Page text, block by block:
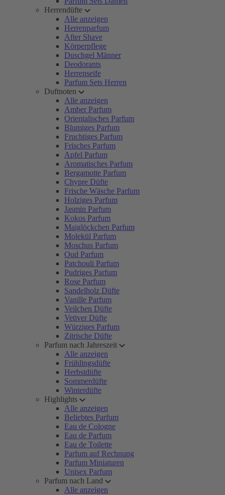
Herrendüfte
Alle anzeigen
Herrenparfum
After Shave
Körperpflege
Duschgel Männer
Deodorants
Herrenseife
Parfum Sets Herren
Duftnoten
Alle anzeigen
Amber Parfum
Orientalisches Parfum
Blumiges Parfum
Fruchtiges Parfum
Frisches Parfum
Apfel Parfum
Aromatisches Parfum
Bergamotte Parfum
Chypre Düfte
Frische Wäsche Parfum
Holziges Parfum
Jasmin Parfum
Kokos Parfum
Maiglöckchen Parfum
Molekül Parfum
Moschus Parfum
Oud Parfum
Patchouli Parfum
Pudriges Parfum
Rose Parfum
Sandelholz Düfte
Vanille Parfum
Veilchen Düfte
Vetiver Düfte
Würziges Parfum
Zitrische Düfte
Parfum nach Jahreszeit
Alle anzeigen
Frühlingsdüfte
Herbstdüfte
Sommerdüfte
Winterdüfte
Highlights
Alle anzeigen
Beliebtes Parfum
Eau de Cologne
Eau de Parfum
Eau de Toilette
Parfum auf Rechnung
Parfum Miniaturen
Unisex Parfum
Parfum nach Land
Alle anzeigen